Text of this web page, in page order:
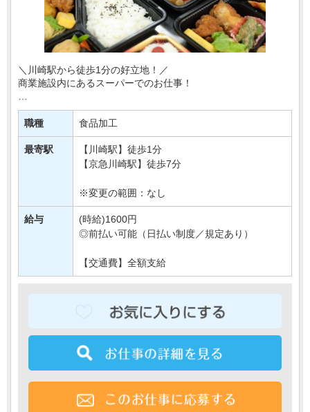
＼川崎駅から徒歩1分の好立地！／
商業施設内にあるスーパーでのお仕事！
あなたには、
スーパーの惣菜部門でご活躍いただきます！
お惣菜の調理やパック詰めなど♪
「コツコツ作業が得意！」⇒そんな方へお・・・
職種 食品加工
最寄駅
【川崎駅】徒歩1分
【京急川崎駅】徒歩7分
※変更の範囲：なし
給与
(時給)1600円
◎前払い可能（日払い制度／規定あり）
【交通費】全額支給